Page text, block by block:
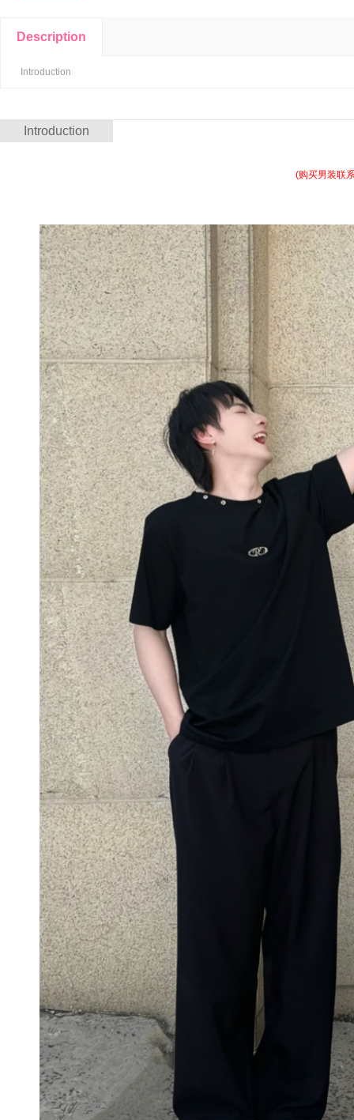
Description
Introduction
Introduction
(购买男装联